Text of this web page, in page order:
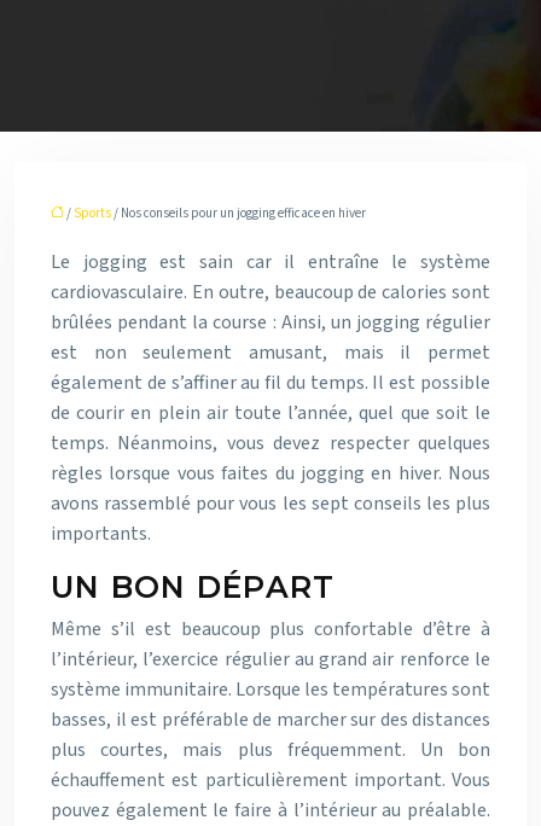
/ Sports/ Nos conseils pour un jogging efficace en hiver
Le jogging est sain car il entraîne le système
cardiovasculaire. En outre, beaucoup de calories sont
brûlées pendant la course : Ainsi, un jogging régulier
est non seulement amusant, mais il permet
également de s’affiner au fil du temps. Il est possible
de courir en plein air toute l’année, quel que soit le
temps. Néanmoins, vous devez respecter quelques
règles lorsque vous faites du jogging en hiver. Nous
avons rassemblé pour vous les sept conseils les plus
importants.
UN BON DÉPART
Même s’il est beaucoup plus confortable d’être à
l’intérieur, l’exercice régulier au grand air renforce le
système immunitaire. Lorsque les températures sont
basses, il est préférable de marcher sur des distances
plus courtes, mais plus fréquemment. Un bon
échauffement est particulièrement important. Vous
pouvez également le faire à l’intérieur au préalable.